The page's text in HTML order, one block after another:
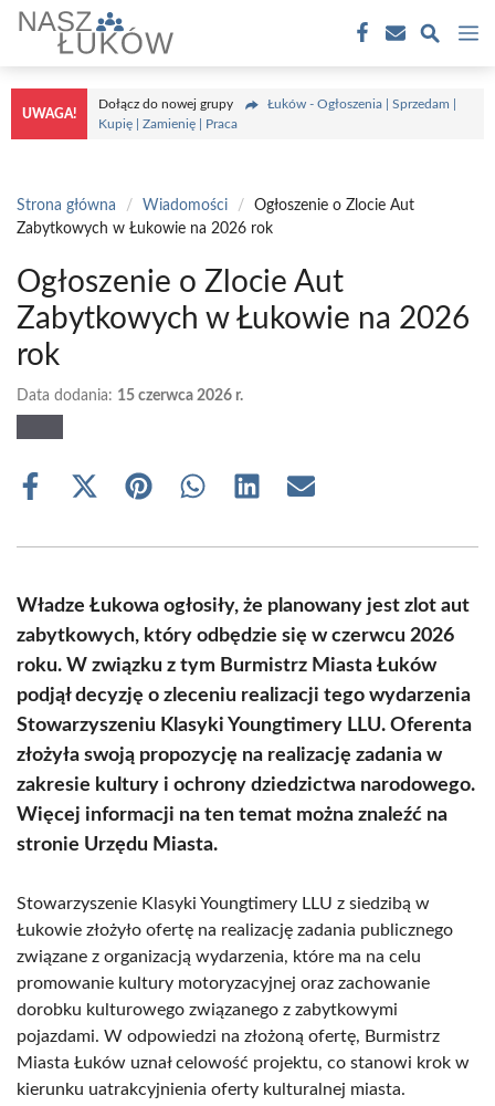
Przejdź
treści
UWAGA!
Dołącz do nowej grupy
Łuków - Ogłoszenia | Sprzedam |
Kupię | Zamienię | Praca
Strona główna / Wiadomości /
Ogłoszenie o Zlocie Aut
Zabytkowych w Łukowie na 2026 rok
Ogłoszenie o Zlocie Aut
Zabytkowych w Łukowie na 2026
rok
Data dodania: 15 czerwca 2026 r.
Share
Share
(Twitter)
Share Share Share Share
Władze Łukowa ogłosiły, że planowany jest zlot aut
zabytkowych, który odbędzie się w czerwcu 2026
roku. W związku z tym Burmistrz Miasta Łuków
podjął decyzję o zleceniu realizacji tego wydarzenia
Stowarzyszeniu Klasyki Youngtimery LLU. Oferenta
złożyła swoją propozycję na realizację zadania w
zakresie kultury i ochrony dziedzictwa narodowego.
Więcej informacji na ten temat można znaleźć na
stronie Urzędu Miasta.
Stowarzyszenie Klasyki Youngtimery LLU z siedzibą w
Łukowie złożyło ofertę na realizację zadania publicznego
związane z organizacją wydarzenia, które ma na celu
promowanie kultury motoryzacyjnej oraz zachowanie
dorobku kulturowego związanego z zabytkowymi
pojazdami. W odpowiedzi na złożoną ofertę, Burmistrz
Miasta Łuków uznał celowość projektu, co stanowi krok w
kierunku uatrakcyjnienia oferty kulturalnej miasta.